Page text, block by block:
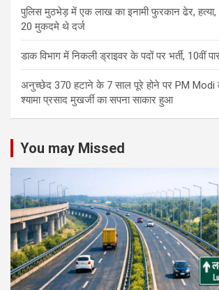
पुलिस मुठभेड़ में एक लाख का इनामी फुरकान ढेर,
20 मुकदमे थे दर्ज
डाक विभाग में निकली ड्राइवर के पदों पर भर्ती, 10वीं
अनुच्छेद 370 हटाने के 7 साल पूरे होने पर PM Modi
श्यामा प्रसाद मुखर्जी का सपना साकार हुआ
You may Missed